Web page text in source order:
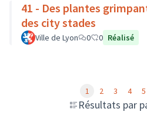
41 - Des plantes
des city stades
Ville de Lyon 0 0 Réalisé
Résultats par
1 2 3 4 5